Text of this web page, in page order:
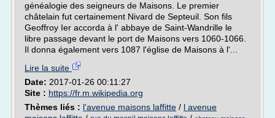
généalogie des seigneurs de Maisons. Le premier
châtelain fut certainement Nivard de Septeuil. Son fils
Geoffroy Ier accorda à l' abbaye de Saint-Wandrille le
libre passage devant le port de Maisons vers 1060-1066.
Il donna également vers 1087 l'église de Maisons à l'...
Lire la suite
Date: 2017-01-26 00:11:27
Site : https://fr.m.wikipedia.org
Thèmes liés : l'avenue maisons laffitte / l avenue